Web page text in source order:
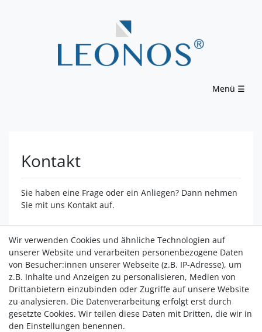
Menü ☰
Kontakt
Sie haben eine Frage oder ein Anliegen? Dann nehmen
Sie mit uns Kontakt auf.
Städtler MediaMarketing GmbH
Fürther Straße 33
90513 Zirndorf
0911 656778-27
0911 656778-98
info@leonos.de
Montag - Donnerstag:
Wir verwenden Cookies und ähnliche Technologien auf
unserer Website und verarbeiten personenbezogene Daten
von Besucher:innen unserer Webseite (z.B. IP-Adresse), um
z.B. Inhalte und Anzeigen zu personalisieren, Medien von
Drittanbietern einzubinden oder Zugriffe auf unsere Website
zu analysieren. Die Datenverarbeitung erfolgt erst durch
gesetzte Cookies. Wir teilen diese Daten mit Dritten, die wir in
den Einstellungen benennen.